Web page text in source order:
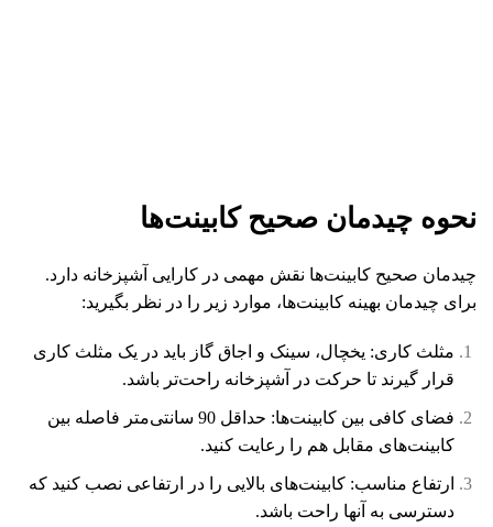
نحوه چیدمان صحیح کابینت‌ها
چیدمان صحیح کابینت‌ها نقش مهمی در کارایی آشپزخانه دارد.
برای چیدمان بهینه کابینت‌ها، موارد زیر را در نظر بگیرید:
مثلث کاری: یخچال، سینک و اجاق گاز باید در یک مثلث کاری
قرار گیرند تا حرکت در آشپزخانه راحت‌تر باشد.
فضای کافی بین کابینت‌ها: حداقل 90 سانتی‌متر فاصله بین
کابینت‌های مقابل هم را رعایت کنید.
ارتفاع مناسب: کابینت‌های بالایی را در ارتفاعی نصب کنید که
دسترسی به آنها راحت باشد.